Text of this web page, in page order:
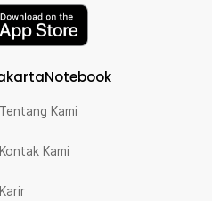
Tentang Kami
Kontak Kami
Karir